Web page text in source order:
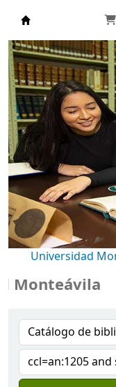
Biblioteca
Universidad